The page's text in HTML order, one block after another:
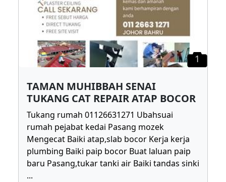
1
TAMAN MUHIBBAH SENAI
TUKANG CAT REPAIR ATAP BOCOR
Tukang rumah 01126631271 Ubahsuai
rumah pejabat kedai Pasang mozek
Mengecat Baiki atap,slab bocor Kerja kerja
plumbing Baiki paip bocor Buat laluan paip
baru Pasang,tukar tanki air Baiki tandas sinki
...